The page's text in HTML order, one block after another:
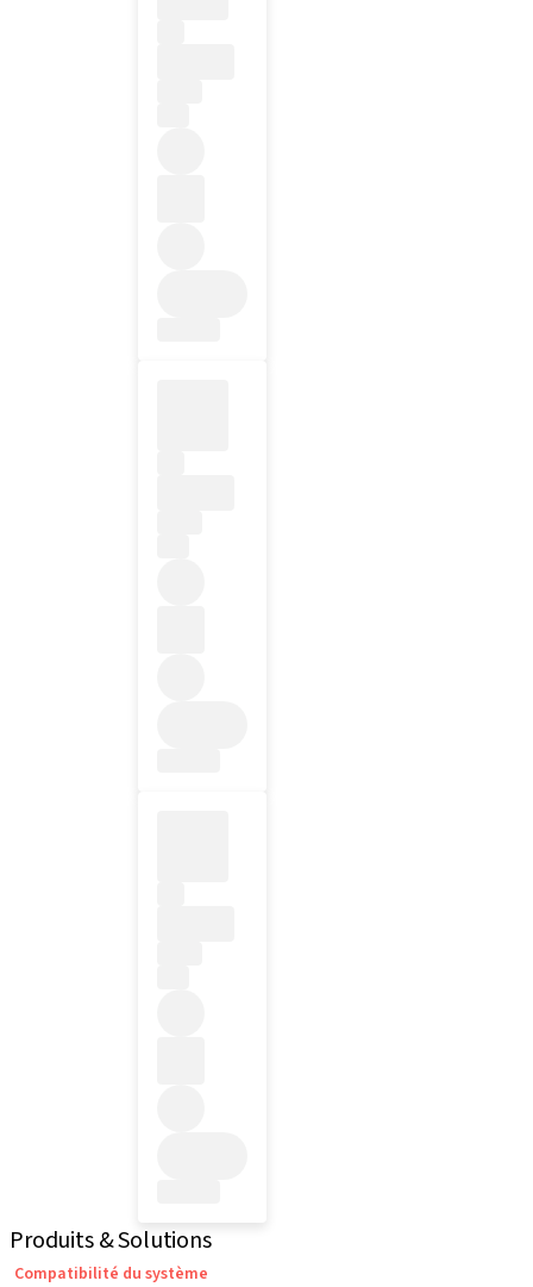
Produits & Solutions
Compatibilité du système